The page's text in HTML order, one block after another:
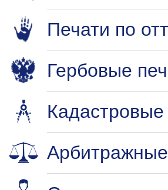
Печати по
Гербовые
Кадастровые